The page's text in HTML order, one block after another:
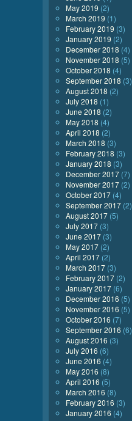
May 2019 (2)
March 2019 (1)
February 2019 (3)
January 2019 (2)
December 2018 (4)
November 2018 (5)
October 2018 (4)
September 2018 (3)
August 2018 (2)
July 2018 (1)
June 2018 (2)
May 2018 (4)
April 2018 (2)
March 2018 (3)
February 2018 (3)
January 2018 (3)
December 2017 (7)
November 2017 (2)
October 2017 (4)
September 2017 (2)
August 2017 (5)
July 2017 (3)
June 2017 (3)
May 2017 (2)
April 2017 (2)
March 2017 (3)
February 2017 (2)
January 2017 (6)
December 2016 (5)
November 2016 (5)
October 2016 (7)
September 2016 (6)
August 2016 (3)
July 2016 (6)
June 2016 (4)
May 2016 (8)
April 2016 (5)
March 2016 (8)
February 2016 (3)
January 2016 (4)